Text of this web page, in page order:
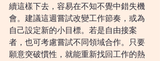
續這樣下去，容易在不知不覺中錯失機
會。建議這週嘗試改變工作節奏，或為
自己設定新的小目標。若是自由接案
者，也可考慮嘗試不同領域合作。只要
願意突破慣性，就能重新找回工作的熱